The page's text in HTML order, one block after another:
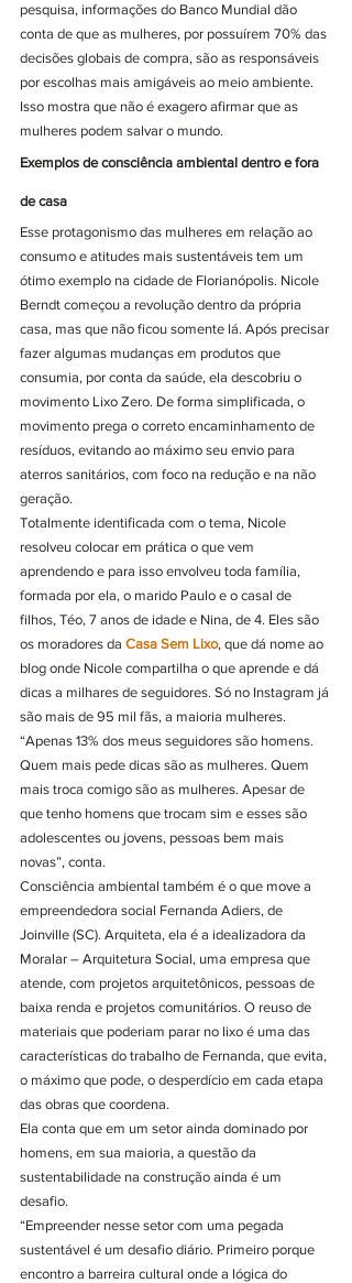
pesquisa, informações do Banco Mundial dão
conta de que as mulheres, por possuírem 70% das
decisões globais de compra, são as responsáveis
por escolhas mais amigáveis ao meio ambiente.
Isso mostra que não é exagero afirmar que as
mulheres podem salvar o mundo.
Exemplos de consciência ambiental dentro e fora
de casa
Esse protagonismo das mulheres em relação ao
consumo e atitudes mais sustentáveis tem um
ótimo exemplo na cidade de Florianópolis. Nicole
Berndt começou a revolução dentro da própria
casa, mas que não ficou somente lá. Após precisar
fazer algumas mudanças em produtos que
consumia, por conta da saúde, ela descobriu o
movimento Lixo Zero. De forma simplificada, o
movimento prega o correto encaminhamento de
resíduos, evitando ao máximo seu envio para
aterros sanitários, com foco na redução e na não
geração.
Totalmente identificada com o tema, Nicole
resolveu colocar em prática o que vem
aprendendo e para isso envolveu toda família,
formada por ela, o marido Paulo e o casal de
filhos, Téo, 7 anos de idade e Nina, de 4. Eles são
os moradores da Casa Sem Lixo, que dá nome ao
blog onde Nicole compartilha o que aprende e dá
dicas a milhares de seguidores. Só no Instagram já
são mais de 95 mil fãs, a maioria mulheres.
“Apenas 13% dos meus seguidores são homens.
Quem mais pede dicas são as mulheres. Quem
mais troca comigo são as mulheres. Apesar de
que tenho homens que trocam sim e esses são
adolescentes ou jovens, pessoas bem mais
novas”, conta.
Consciência ambiental também é o que move a
empreendedora social Fernanda Adiers, de
Joinville (SC). Arquiteta, ela é a idealizadora da
Moralar – Arquitetura Social, uma empresa que
atende, com projetos arquitetônicos, pessoas de
baixa renda e projetos comunitários. O reuso de
materiais que poderiam parar no lixo é uma das
características do trabalho de Fernanda, que evita,
o máximo que pode, o desperdício em cada etapa
das obras que coordena.
Ela conta que em um setor ainda dominado por
homens, em sua maioria, a questão da
sustentabilidade na construção ainda é um
desafio.
“Empreender nesse setor com uma pegada
sustentável é um desafio diário. Primeiro porque
encontro a barreira cultural onde a lógica do